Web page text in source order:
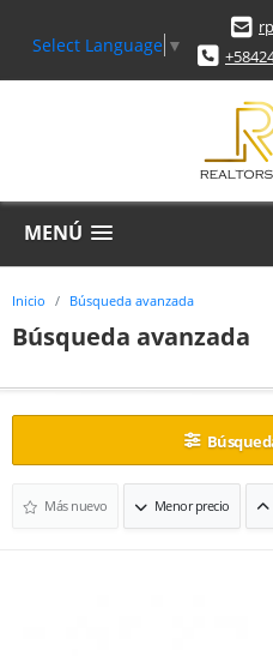
Select Language ▼
MENÚ
Inicio Búsqueda avanzada
Búsqueda avanzada
Más nuevo Menor precio